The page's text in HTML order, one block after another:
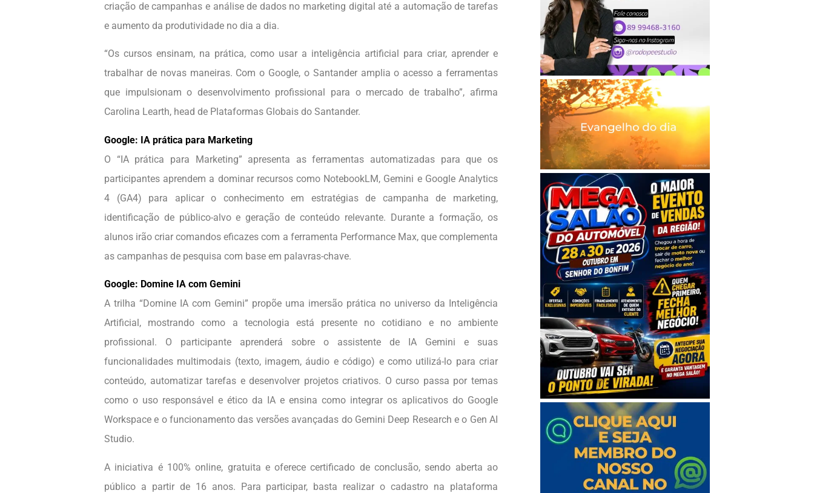
criação de campanhas e análise de dados no marketing digital até a automação de tarefas
e aumento da produtividade no dia a dia.
“Os cursos ensinam, na prática, como usar a inteligência artificial para criar, aprender e
trabalhar de novas maneiras. Com o Google, o Santander amplia o acesso a ferramentas
que impulsionam o desenvolvimento profissional para o mercado de trabalho”, afirma
Carolina Learth, head de Plataformas Globais do Santander.
Google: IA prática para Marketing
O “IA prática para Marketing” apresenta as ferramentas automatizadas para que os
participantes aprendem a dominar recursos como NotebookLM, Gemini e Google Analytics
4 (GA4) para aplicar o conhecimento em estratégias de campanha de marketing,
identificação de público-alvo e geração de conteúdo relevante. Durante a formação, os
alunos irão criar comandos eficazes com a ferramenta Performance Max, que complementa
as campanhas de pesquisa com base em palavras-chave.
Google: Domine IA com Gemini
A trilha “Domine IA com Gemini” propõe uma imersão prática no universo da Inteligência
Artificial, mostrando como a tecnologia está presente no cotidiano e no ambiente
profissional. O participante aprenderá sobre o assistente de IA Gemini e suas
funcionalidades multimodais (texto, imagem, áudio e código) e como utilizá-lo para criar
conteúdo, automatizar tarefas e desenvolver projetos criativos. O curso passa por temas
como o uso responsável e ético da IA e ensina como integrar os aplicativos do Google
Workspace e o funcionamento das versões avançadas do Gemini Deep Research e o Gen AI
Studio.
A iniciativa é 100% online, gratuita e oferece certificado de conclusão, sendo aberta ao
público a partir de 16 anos. Para participar, basta realizar o cadastro na plataforma